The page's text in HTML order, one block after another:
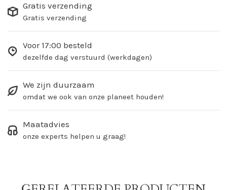
Gratis verzending
Gratis verzending
Voor 17:00 besteld
dezelfde dag verstuurd (werkdagen)
We zijn duurzaam
omdat we ook van onze planeet houden!
Maatadvies
onze experts helpen u graag!